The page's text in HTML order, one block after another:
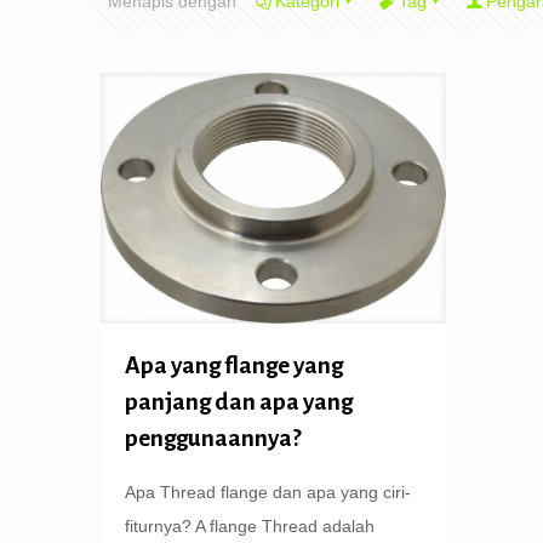
Apa yang flange yang
panjang dan apa yang
penggunaannya?
Apa Thread flange dan apa yang ciri-
fiturnya? A flange Thread adalah